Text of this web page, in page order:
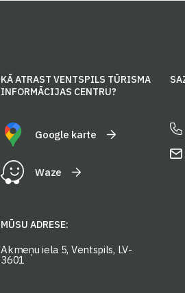
KĀ ATRAST VENTSPILS TŪRISMA
INFORMĀCIJAS CENTRU?
Google karte
Waze
MŪSU ADRESE:
Akmeņu iela 5, Ventspils, LV-
3601